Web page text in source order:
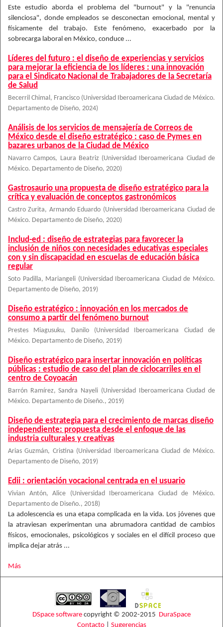
Este estudio aborda el problema del "burnout" y la "renuncia
silenciosa", donde empleados se desconectan emocional, mental y
físicamente del trabajo. Este fenómeno, exacerbado por la
sobrecarga laboral en México, conduce ...
Líderes del futuro : el diseño de experiencias y servicios
para mejorar la eficiencia de los líderes : una innovación
para el Sindicato Nacional de Trabajadores de la Secretaría
de Salud
Becerril Chimal, Francisco (Universidad Iberoamericana Ciudad de México.
Departamento de Diseño, 2024)
Análisis de los servicios de mensajería de Correos de
México desde el diseño estratégico : caso de Pymes en
bazares urbanos de la Ciudad de México
Navarro Campos, Laura Beatriz (Universidad Iberoamericana Ciudad de
México. Departamento de Diseño, 2020)
Gastrosaurio una propuesta de diseño estratégico para la
crítica y evaluación de conceptos gastronómicos
Castro Zurita, Armando Eduardo (Universidad Iberoamericana Ciudad de
México. Departamento de Diseño, 2020)
Includ-ed : diseño de estrategias para favorecer la
inclusión de niños con necesidades educativas especiales
con y sin discapacidad en escuelas de educación básica
regular
Soto Padilla, Mariangeli (Universidad Iberoamericana Ciudad de México.
Departamento de Diseño, 2019)
Diseño estratégico : innovación en los mercados de
consumo a partir del fenómeno burnout
Prestes Miagusuku, Danilo (Universidad Iberoamericana Ciudad de
México. Departamento de Diseño, 2019)
Diseño estratégico para insertar innovación en políticas
públicas : estudio de caso del plan de ciclocarriles en el
centro de Coyoacán
Barrón Ramírez, Sandra Nayeli (Universidad Iberoamericana Ciudad de
México. Departamento de Diseño., 2019)
Diseño de estrategia para el crecimiento de marcas diseño
independiente: propuesta desde el enfoque de las
industria culturales y creativas
Arias Guzmán, Cristina (Universidad Iberoamericana Ciudad de México.
Departamento de Diseño, 2019)
Edii : orientación vocacional centrada en el usuario
Vivian Antón, Alice (Universidad Iberoamericana Ciudad de México.
Departamento de Diseño., 2018)
La adolescencia es una etapa complicada en la vida. Los jóvenes que
la atraviesan experimentan una abrumadora cantidad de cambios
físicos, emocionales, psicológicos y sociales en el difícil proceso que
implica dejar atrás ...
Más
DSpace software copyright © 2002-2015 DuraSpace
Contacto| Sugerencias